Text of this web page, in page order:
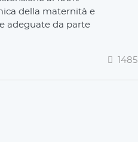
della maternità e
adeguate da parte
1485